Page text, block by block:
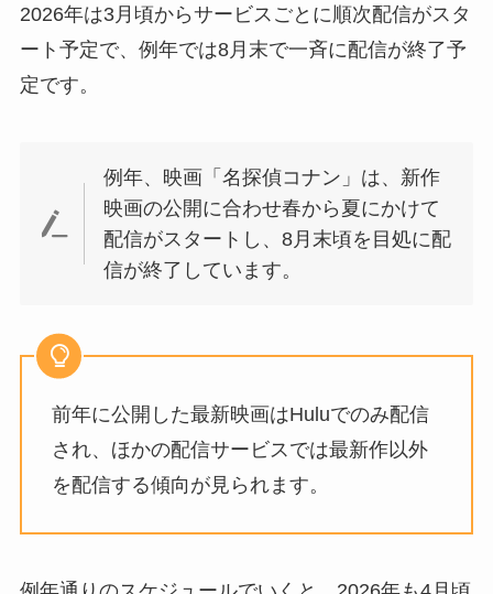
2026年は3月頃からサービスごとに順次配信がスタ
ート予定で、例年では8月末で一斉に配信が終了予
定です。
例年、映画「名探偵コナン」は、新作
映画の公開に合わせ春から夏にかけて
配信がスタートし、8月末頃を目処に配
信が終了しています。
前年に公開した最新映画はHuluでのみ配信
され、ほかの配信サービスでは最新作以外
を配信する傾向が見られます。